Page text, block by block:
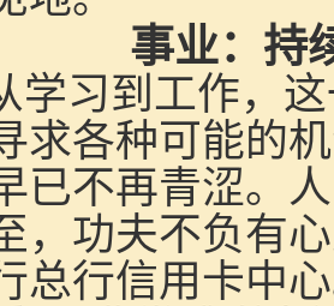
事业：持
学习到工作，
求各种可能的
已不再青涩。
，功夫不负有
总行信用卡中